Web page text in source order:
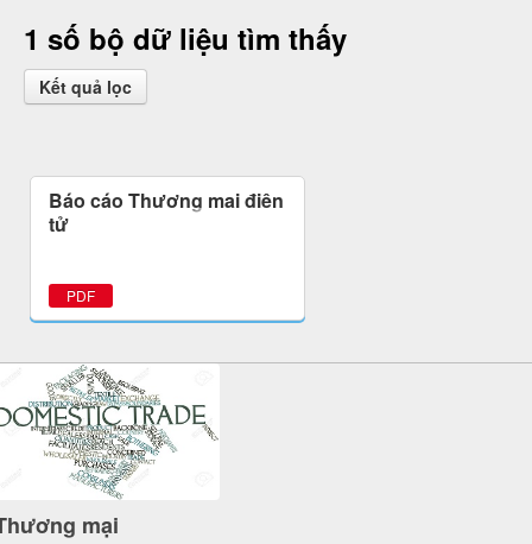
1 số bộ dữ liệu tìm thấy
Kết quả lọc
Báo cáo Thương mại điện
tử
PDF
mại